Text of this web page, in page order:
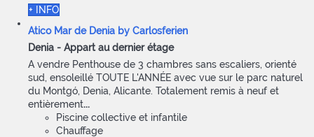
+ INFO
Atico Mar de Denia by Carlosferien
Denia - Appart au dernier étage
A vendre Penthouse de 3 chambres sans escaliers, orienté
sud, ensoleillé TOUTE L'ANNÉE avec vue sur le parc naturel
du Montgó, Denia, Alicante. Totalement remis à neuf et
entièrement...
Piscine collective et infantile
Chauffage